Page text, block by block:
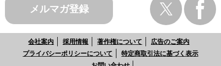
メルマガ登録
会社案内 採用情報 著作権について
広告のご案内
プライバシーポリシーについて
特定商取引法に基づく表示